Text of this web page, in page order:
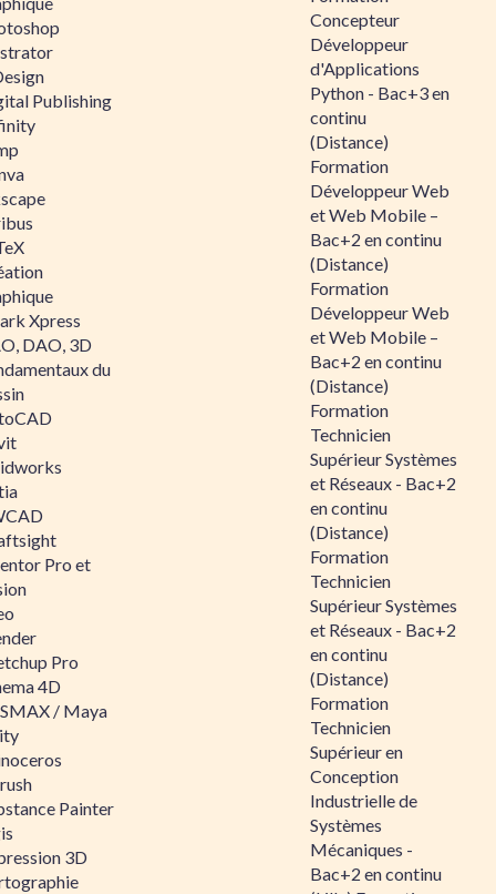
Publishing
Xpress
DAO, 3D
du
Pro et
Pro
4D
/ Maya
Painter
3D
Concepteur
Développeur
d'Applications
Python - Bac+3 en
continu
(Distance)
Formation
Développeur Web
et Web Mobile –
Bac+2 en continu
(Distance)
Formation
Développeur Web
et Web Mobile –
Bac+2 en continu
(Distance)
Formation
Technicien
Supérieur Systèmes
et Réseaux - Bac+2
en continu
(Distance)
Formation
Technicien
Supérieur Systèmes
et Réseaux - Bac+2
en continu
(Distance)
Formation
Technicien
Supérieur en
Conception
Industrielle de
Systèmes
Mécaniques -
Bac+2 en continu